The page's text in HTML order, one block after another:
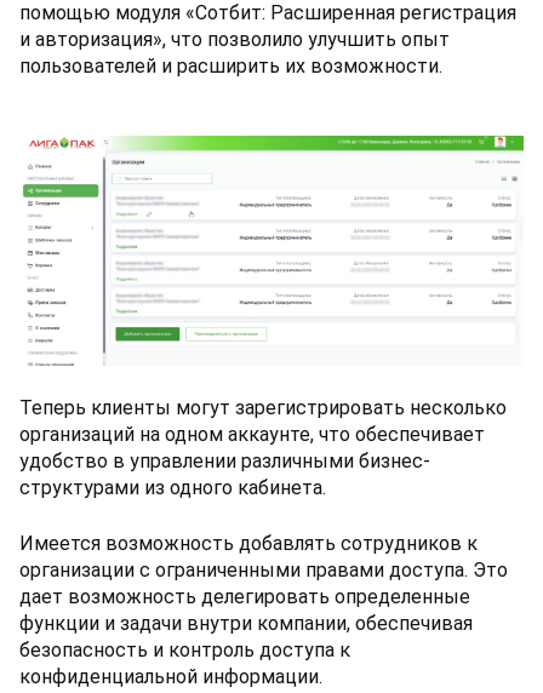
помощью модуля «Сотбит: Расширенная регистрация
и авторизация», что позволило улучшить опыт
пользователей и расширить их возможности.
Теперь клиенты могут зарегистрировать несколько
организаций на одном аккаунте, что обеспечивает
удобство в управлении различными бизнес-
структурами из одного кабинета.
Имеется возможность добавлять сотрудников к
организации с ограниченными правами доступа. Это
дает возможность делегировать определенные
функции и задачи внутри компании, обеспечивая
безопасность и контроль доступа к
конфиденциальной информации.